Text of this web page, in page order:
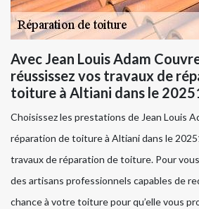
Avec Jean Louis Adam
réussissez vos travaux de
toiture à Altiani dans le
Choisissez les prestations de Jean Louis
réparation de toiture à Altiani dans le
travaux de réparation de toiture. Pour
des artisans professionnels capables de
chance à votre toiture pour qu’elle vous